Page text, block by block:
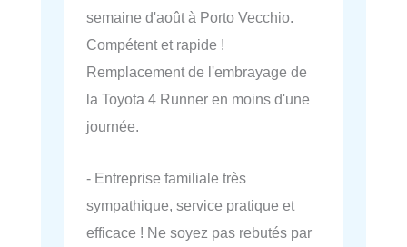
semaine d'août à Porto Vecchio.
Compétent et rapide !
Remplacement de l'embrayage de
la Toyota 4 Runner en moins d'une
journée.
- Entreprise familiale très
sympathique, service pratique et
efficace ! Ne soyez pas rebutés par